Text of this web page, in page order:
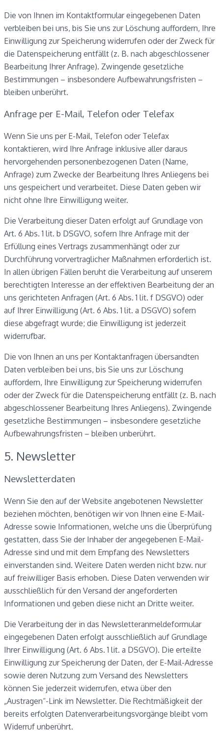
Die von Ihnen im Kontaktformular eingegebenen Daten
verbleiben bei uns, bis Sie uns zur Löschung auffordern, Ihre
Einwilligung zur Speicherung widerrufen oder der Zweck für
die Datenspeicherung entfällt (z. B. nach abgeschlossener
Bearbeitung Ihrer Anfrage). Zwingende gesetzliche
Bestimmungen – insbesondere Aufbewahrungsfristen –
bleiben unberührt.
Anfrage per E-Mail, Telefon oder Telefax
Wenn Sie uns per E-Mail, Telefon oder Telefax
kontaktieren, wird Ihre Anfrage inklusive aller daraus
hervorgehenden personenbezogenen Daten (Name,
Anfrage) zum Zwecke der Bearbeitung Ihres Anliegens bei
uns gespeichert und verarbeitet. Diese Daten geben wir
nicht ohne Ihre Einwilligung weiter.
Die Verarbeitung dieser Daten erfolgt auf Grundlage von
Art. 6 Abs. 1 lit. b DSGVO, sofern Ihre Anfrage mit der
Erfüllung eines Vertrags zusammenhängt oder zur
Durchführung vorvertraglicher Maßnahmen erforderlich ist.
In allen übrigen Fällen beruht die Verarbeitung auf unserem
berechtigten Interesse an der effektiven Bearbeitung der an
uns gerichteten Anfragen (Art. 6 Abs. 1 lit. f DSGVO) oder
auf Ihrer Einwilligung (Art. 6 Abs. 1 lit. a DSGVO) sofern
diese abgefragt wurde; die Einwilligung ist jederzeit
widerrufbar.
Die von Ihnen an uns per Kontaktanfragen übersandten
Daten verbleiben bei uns, bis Sie uns zur Löschung
auffordern, Ihre Einwilligung zur Speicherung widerrufen
oder der Zweck für die Datenspeicherung entfällt (z. B. nach
abgeschlossener Bearbeitung Ihres Anliegens). Zwingende
gesetzliche Bestimmungen – insbesondere gesetzliche
Aufbewahrungsfristen – bleiben unberührt.
5. Newsletter
Newsletter­daten
Wenn Sie den auf der Website angebotenen Newsletter
beziehen möchten, benötigen wir von Ihnen eine E-Mail-
Adresse sowie Informationen, welche uns die Überprüfung
gestatten, dass Sie der Inhaber der angegebenen E-Mail-
Adresse sind und mit dem Empfang des Newsletters
einverstanden sind. Weitere Daten werden nicht bzw. nur
auf freiwilliger Basis erhoben. Diese Daten verwenden wir
ausschließlich für den Versand der angeforderten
Informationen und geben diese nicht an Dritte weiter.
Die Verarbeitung der in das Newsletteranmeldeformular
eingegebenen Daten erfolgt ausschließlich auf Grundlage
Ihrer Einwilligung (Art. 6 Abs. 1 lit. a DSGVO). Die erteilte
Einwilligung zur Speicherung der Daten, der E-Mail-Adresse
sowie deren Nutzung zum Versand des Newsletters
können Sie jederzeit widerrufen, etwa über den
„Austragen“-Link im Newsletter. Die Rechtmäßigkeit der
bereits erfolgten Datenverarbeitungsvorgänge bleibt vom
Widerruf unberührt.